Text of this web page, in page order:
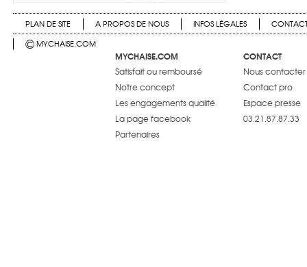
PLAN DE SITE A PROPOS DE NOUS INFOS LÉGALES
©MYCHAISE.COM
MYCHAISE.COM
Satisfait ou remboursé
Notre concept
Les engagements qualité
La page facebook
Partenaires
CONTACT
Nous contacter
Contact pro
Espace presse
03.21.87.87.33